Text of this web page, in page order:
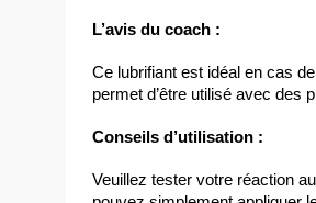
L’avis du coach :
Ce lubrifiant est idéal en cas
permet d’être utilisé avec des
Conseils d’utilisation :
Veuillez tester votre réaction